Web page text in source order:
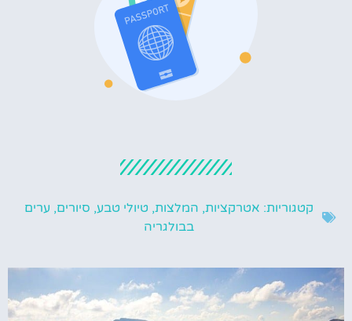
קטגוריות: אטרקציות, המלצות, טיולי טבע, סיורים, ערים
בבולגריה